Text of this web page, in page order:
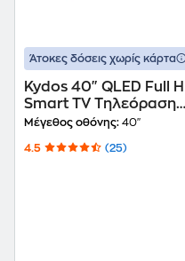
Άτοκες δόσεις χωρίς κάρτα
Kydos 40" QLED Full
Smart TV Τηλεόραση
K40VF22SQ00V2
Μέγεθος οθόνης: 40"
4.5 (25)